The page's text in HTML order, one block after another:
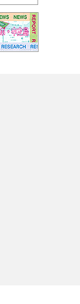
：凍らない水
す冴えたやり方
なんだろう」
～おためし月面
ミュージアム訪
いにいこう」
科学」